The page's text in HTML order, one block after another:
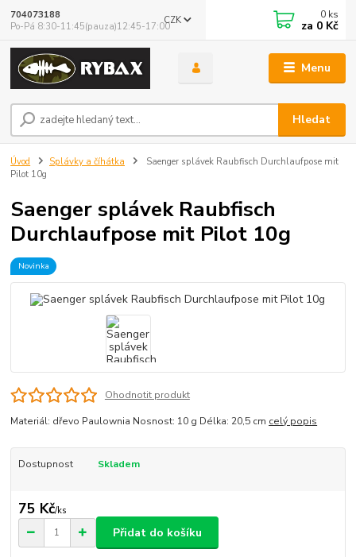
Menu
CZK
Hledat
704073188
Po-Pá 8:30-11:45(pauza)12:45-17:00
0 ks
za 0 Kč
Úvod Splávky a číhátka
Saenger splávek Raubfisch Durchlaufpose mit
Pilot 10g
Saenger splávek Raubfisch
Durchlaufpose mit Pilot 10g
Novinka
Ohodnotit produkt
Materiál: dřevo Paulownia Nosnost: 10 g Délka: 20,5 cm celý popis
Dostupnost Skladem
75 Kč/ks
Přidat do košíku